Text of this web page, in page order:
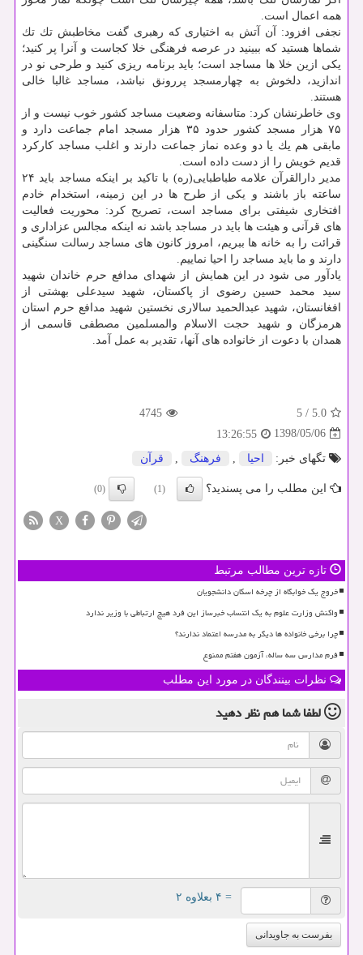
همه اعمال است.
نجفی افزود: آن آتش به اختیاری كه رهبری گفت مخاطبش تك تك
شماها هستید كه ببینید در عرصه فرهنگی خلا كجاست و آنرا پر كنید؛
یكی ازین خلا ها مساجد است؛ باید برنامه ریزی كنید و طرحی نو در
اندازید، دلخوش به چهارمسجد پررونق نباشد، مساجد غالبا خالی
هستند.
وی خاطرنشان كرد: متاسفانه وضعیت مساجد كشور خوب نیست و از
۷۵ هزار مسجد كشور حدود ۳۵ هزار مسجد امام جماعت دارد و
مابقی هم یك یا دو وعده نماز جماعت دارند و اغلب مساجد كاركرد
قدیم خویش را از دست داده است.
مدیر دارالقرآن علامه طباطبایی(ره) با تاكید بر اینكه مساجد باید ۲۴
ساعته باز باشند و یكی از طرح ها در این زمینه، استخدام خادم
افتخاری شیفتی برای مساجد است، تصریح كرد: محوریت فعالیت
های قرآنی و هیئت ها باید در مساجد باشد نه اینكه مجالس عزاداری و
قرائت را به خانه ها ببریم، امروز كانون های مساجد رسالت سنگینی
دارند و ما باید مساجد را احیا نماییم.
یادآور می شود در این همایش از شهدای مدافع حرم خاندان شهید
سید محمد حسین رضوی از پاكستان، شهید سیدعلی بهشتی از
افغانستان، شهید عبدالحمید سالاری نخستین شهید مدافع حرم استان
هرمزگان و شهید حجت الاسلام والمسلمین مصطفی قاسمی از
همدان با دعوت از خانواده های آنها، تقدیر به عمل آمد.
5.0
/
5
4745
1398/05/06
13:26:55
تگهای خبر:
احیا فرهنگ قرآن
این مطلب را می پسندید؟ (1)
(0)
X
تازه ترین مطالب مرتبط
خروج یک خوابگاه از چرخه اسکان دانشجویان
واکنش وزارت علوم به یک انتساب خبرساز این فرد هیچ ارتباطی با وزیر ندارد
چرا برخی خانواده ها دیگر به مدرسه اعتماد ندارند؟
فرم مدارس سه ساله، آزمون هفتم ممنوع
نظرات بینندگان در مورد این مطلب
لطفا شما همنظر دهید
= ۴ بعلاوه ۲
بفرست به جاویدانی